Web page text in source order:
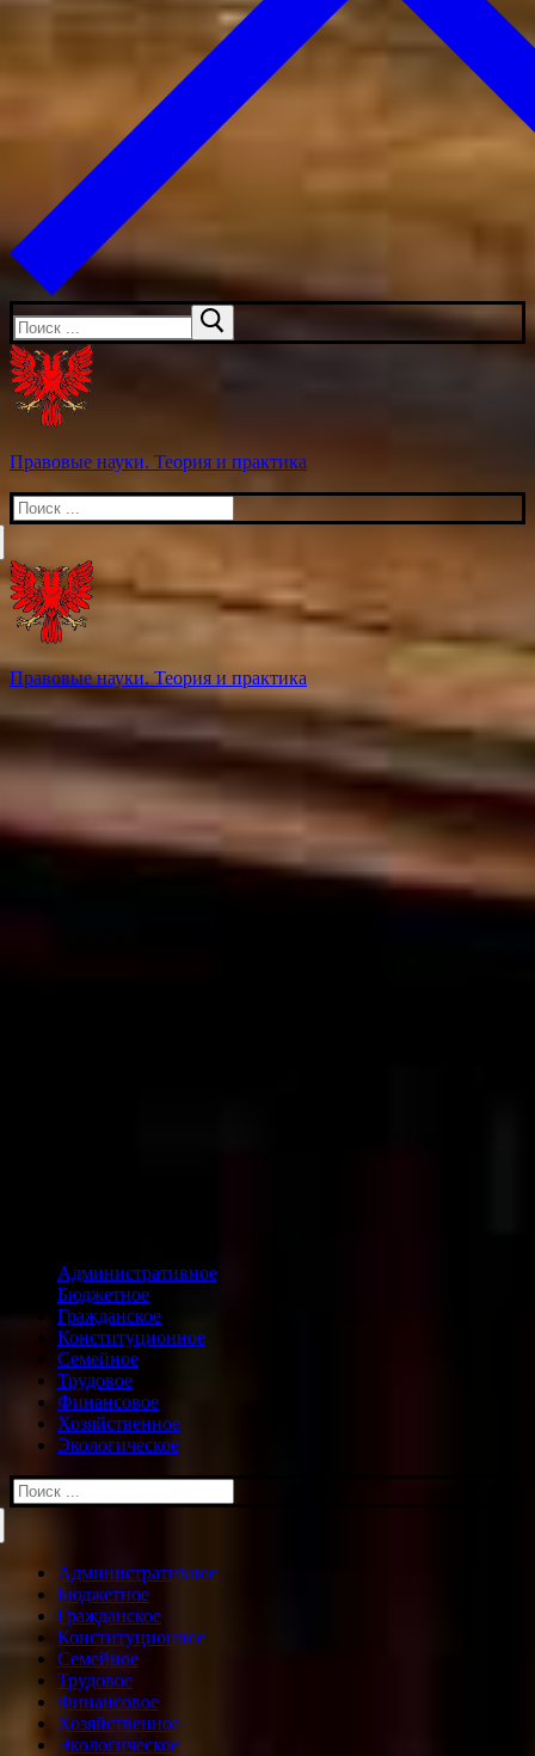
Искать:
Правовые науки. Теория и практика
Искать:
Правовые науки. Теория и практика
Административное
Бюджетное
Гражданское
Конституционное
Семейное
Трудовое
Финансовое
Хозяйственное
Экологическое
Искать:
Административное
Бюджетное
Гражданское
Конституционное
Семейное
Трудовое
Финансовое
Хозяйственное
Экологическое